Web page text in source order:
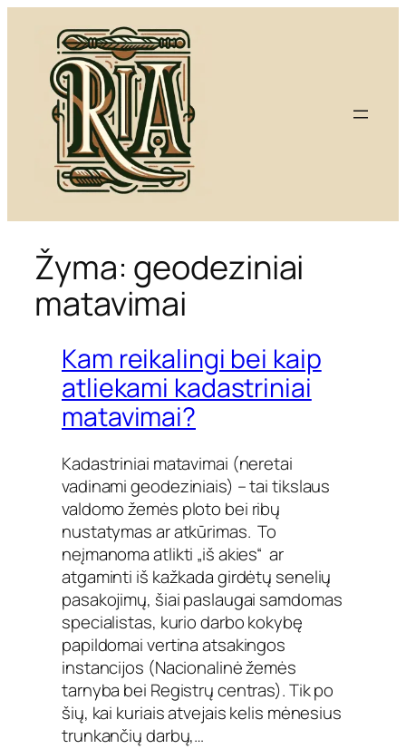
turinio
Žyma: geodeziniai
matavimai
Kam reikalingi bei kaip
atliekami kadastriniai
matavimai?
Kadastriniai matavimai (neretai
vadinami geodeziniais) – tai tikslaus
valdomo žemės ploto bei ribų
nustatymas ar atkūrimas. To
neįmanoma atlikti „iš akies“ ar
atgaminti iš kažkada girdėtų senelių
pasakojimų, šiai paslaugai samdomas
specialistas, kurio darbo kokybę
papildomai vertina atsakingos
instancijos (Nacionalinė žemės
tarnyba bei Registrų centras). Tik po
šių, kai kuriais atvejais kelis mėnesius
trunkančių darbų,…